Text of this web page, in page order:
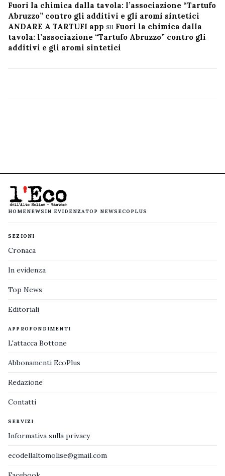
Fuori la chimica dalla tavola: l’associazione “Tartufo
Abruzzo” contro gli additivi e gli aromi sintetici
ANDARE A TARTUFI app su Fuori la chimica dalla
tavola: l’associazione “Tartufo Abruzzo” contro gli
additivi e gli aromi sintetici
HOMENEWS IN EVIDENZATOP NEWS ECOPLUS
SEZIONI
Cronaca
In evidenza
Top News
Editoriali
APPROFONDIMENTI
L'attacca Bottone
Abbonamenti EcoPlus
Redazione
Contatti
SERVIZI
Informativa sulla privacy
ecodellaltomolise@gmail.com